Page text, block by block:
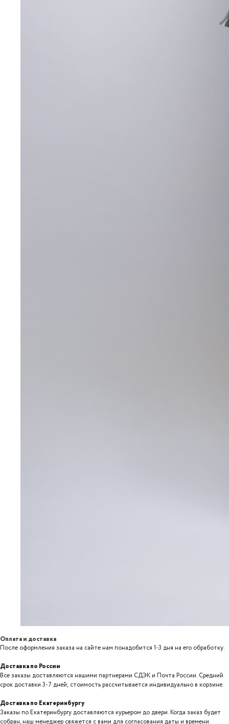
Оплата и доставка
После оформления заказа на сайте нам понадобится 1-3 дня на его обработку.
Доставка по России
Все заказы доставляются нашими партнерами СДЭК и Почта России. Средний
срок доставки 3-7 дней; стоимость рассчитывается индивидуально в корзине.
Доставка по Екатеринбургу
Заказы по Екатеринбургу доставляются курьером до двери. Когда заказ будет
собран, наш менеджер свяжется с вами для согласования даты и времени.